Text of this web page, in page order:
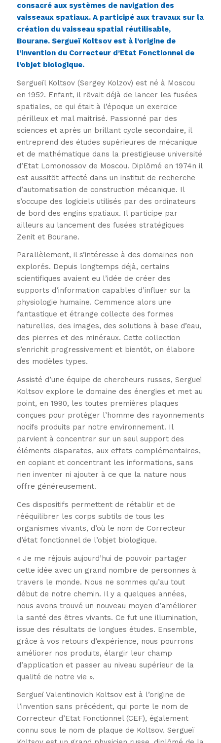
consacré aux systèmes de navigation des
vaisseaux spatiaux. A participé aux travaux sur la
création du vaisseau spatial réutilisable,
Bourane. Sergueï Koltsov est à l’origine de
l’invention du Correcteur d’Etat Fonctionnel de
l’objet biologique.
Sergueïl Koltsov (Sergey Kolzov) est né à Moscou
en 1952. Enfant, il rêvait déjà de lancer les fusées
spatiales, ce qui était à l’époque un exercice
périlleux et mal maitrisé. Passionné par des
sciences et après un brillant cycle secondaire, il
entreprend des études supérieures de mécanique
et de mathématique dans la prestigieuse université
d’Etat Lomonossov de Moscou. Diplômé en 1974n il
est aussitôt affecté dans un institut de recherche
d’automatisation de construction mécanique. Il
s’occupe des logiciels utilisés par des ordinateurs
de bord des engins spatiaux. Il participe par
ailleurs au lancement des fusées stratégiques
Zenit et Bourane.
Parallèlement, il s’intéresse à des domaines non
explorés. Depuis longtemps déjà, certains
scientifiques avaient eu l’idée de créer des
supports d’information capables d’influer sur la
physiologie humaine. Cemmence alors une
fantastique et étrange collecte des formes
naturelles, des images, des solutions à base d’eau,
des pierres et des minéraux. Cette collection
s’enrichit progressivement et bientôt, on élabore
des modèles types.
Assisté d’une équipe de chercheurs russes, Sergueï
Koltsov explore le domaine des énergies et met au
point, en 1990, les toutes premières plaques
conçues pour protéger l’homme des rayonnements
nocifs produits par notre environnement. Il
parvient à concentrer sur un seul support des
éléments disparates, aux effets complémentaires,
en copiant et concentrant les informations, sans
rien inventer ni ajouter à ce que la nature nous
offre généreusement.
Ces dispositifs permettent de rétablir et de
rééquilibrer les corps subtils de tous les
organismes vivants, d’où le nom de Correcteur
d’état fonctionnel de l’objet biologique.
« Je me réjouis aujourd’hui de pouvoir partager
cette idée avec un grand nombre de personnes à
travers le monde. Nous ne sommes qu’au tout
début de notre chemin. Il y a quelques années,
nous avons trouvé un nouveau moyen d’améliorer
la santé des êtres vivants. Ce fut une illumination,
issue des résultats de longues études. Ensemble,
grâce à vos retours d’expérience, nous pourrons
améliorer nos produits, élargir leur champ
d’application et passer au niveau supérieur de la
qualité de notre vie ».
Sergueï Valentinovich Koltsov est à l’origine de
l’invention sans précédent, qui porte le nom de
Correcteur d’Etat Fonctionnel (CEF), également
connu sous le nom de plaque de Koltsov. Sergueï